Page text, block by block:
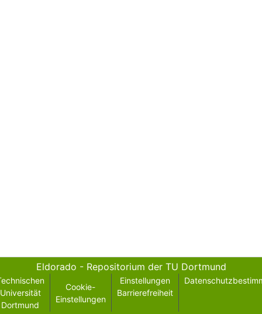
Eldorado - Repositorium der TU Dortmund
Universität
Dortmund
Cookie-
Einstellungen
Einstellungen
Barrierefreiheit